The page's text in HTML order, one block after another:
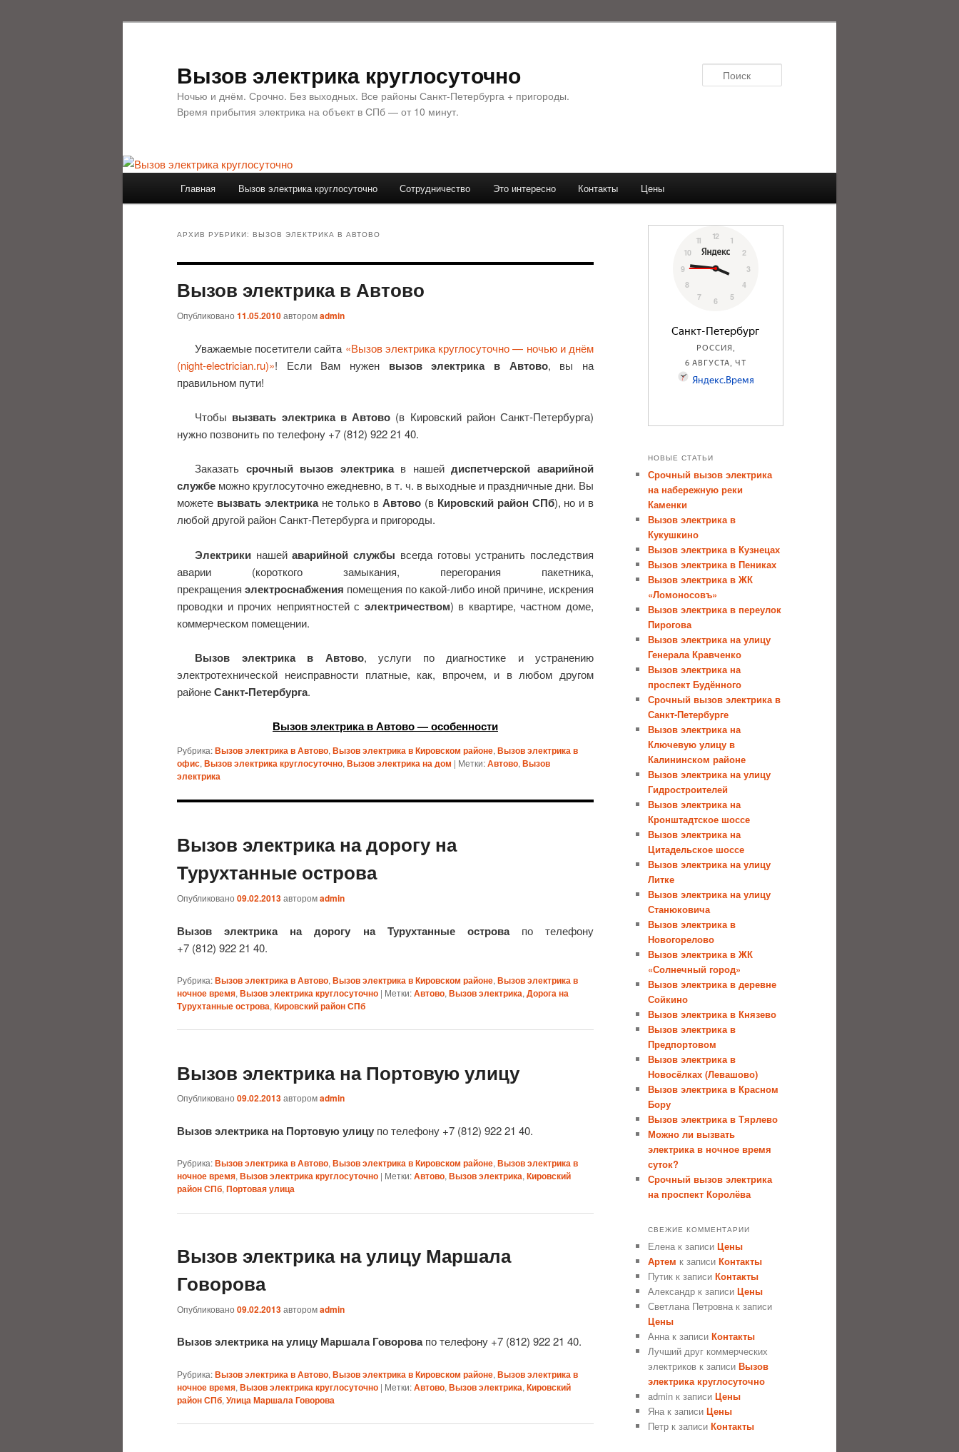
Вызов электрика круглосуточно
Ночью и днём. Срочно. Без выходных. Все районы Санкт-Петербурга + пригороды.
Время прибытия электрика на объект в СПб — от 10 минут.
Главная Вызов электрика круглосуточно Сотрудничество Это интересно Контакты Цены
АРХИВ РУБРИКИ: ВЫЗОВ ЭЛЕКТРИКА В АВТОВО
Вызов электрика в Автово
Опубликовано 11.05.2010авторомadmin
Уважаемые посетители сайта «Вызов электрика круглосуточно — ночью и днём
(night-electrician.ru)»! Если Вам нужен вызов электрика в Автово, вы на
правильном пути!
Чтобы вызвать электрика в Автово (в Кировский район Санкт-Петербурга)
нужно позвонить по телефону +7 (812) 922 21 40.
Заказать срочный вызов электрикав нашейдиспетчерской аварийной
службе можно круглосуточно ежедневно, в т. ч. в выходные и праздничные дни. Вы
можете вызвать электрикане только вАвтово (вКировский район СПб), но и в
любой другой район Санкт-Петербурга и пригороды.
Электрики нашейаварийной службы всегда готовы устранить последствия
аварии (короткого замыкания, перегорания пакетника,
прекращения электроснабжения помещения по какой-либо иной причине, искрения
проводки и прочих неприятностей с электричеством) в квартире, частном доме,
коммерческом помещении.
Вызов электрика в Автово,
услуги по диагностике и устранению
электротехнической неисправности платные, как, впрочем, и в любом другом
районеСанкт-Петербурга.
Вызов электрика в Автово — особенности
Рубрика:Вызов электрика в Автово, Вызов электрика в Кировском районе, Вызов электрика в
офис, Вызов электрика круглосуточно, Вызов электрика на дом | Метки:Автово, Вызов
электрика
Вызов электрика на дорогу на
Турухтанные острова
Опубликовано 09.02.2013авторомadmin
Вызов электрика на дорогу на Турухтанные острова по телефону
+7 (812) 922 21 40.
Рубрика:Вызов электрика в Автово, Вызов электрика в Кировском районе, Вызов электрика в
ночное время, Вызов электрика круглосуточно | Метки:Автово, Вызов электрика, Дорога на
Турухтанные острова, Кировский район СПб
Вызов электрика на Портовую улицу
Опубликовано 09.02.2013авторомadmin
Вызов электрика на Портовую улицу по телефону +7 (812) 922 21 40.
Рубрика:Вызов электрика в Автово, Вызов электрика в Кировском районе, Вызов электрика в
ночное время, Вызов электрика круглосуточно | Метки:Автово, Вызов электрика, Кировский
район СПб, Портовая улица
Вызов электрика на улицу Маршала
Говорова
Опубликовано 09.02.2013авторомadmin
Вызов электрика на улицу Маршала Говоровапо телефону +7 (812) 922 21 40.
Рубрика:Вызов электрика в Автово, Вызов электрика в Кировском районе, Вызов электрика в
ночное время, Вызов электрика круглосуточно | Метки:Автово, Вызов электрика, Кировский
район СПб, Улица Маршала Говорова
НОВЫЕ СТАТЬИ
Срочный вызов электрика
на набережную реки
Каменки
Вызов электрика в
Кукушкино
Вызов электрика в Кузнецах
Вызов электрика в Пениках
Вызов электрика в ЖК
«Ломоносовъ»
Вызов электрика в переулок
Пирогова
Вызов электрика на улицу
Генерала Кравченко
Вызов электрика на
проспект Будённого
Срочный вызов электрика в
Санкт-Петербурге
Вызов электрика на
Ключевую улицу в
Калининском районе
Вызов электрика на улицу
Гидростроителей
Вызов электрика на
Кронштадтское шоссе
Вызов электрика на
Цитадельское шоссе
Вызов электрика на улицу
Литке
Вызов электрика на улицу
Станюковича
Вызов электрика в
Новогорелово
Вызов электрика в ЖК
«Солнечный город»
Вызов электрика в деревне
Сойкино
Вызов электрика в Князево
Вызов электрика в
Предпортовом
Вызов электрика в
Новосёлках (Левашово)
Вызов электрика в Красном
Бору
Вызов электрика в Тярлево
Можно ли вызвать
электрика в ночное время
суток?
Срочный вызов электрика
на проспект Королёва
СВЕЖИЕ КОММЕНТАРИИ
Елена к записи Цены
Артем к записи Контакты
Путик к записи Контакты
Александр к записи Цены
Светлана Петровна к записи
Цены
Анна к записи Контакты
Лучший друг коммерческих
электриков к записи Вызов
электрика круглосуточно
admin к записи Цены
Яна к записи Цены
Петр к записи Контакты